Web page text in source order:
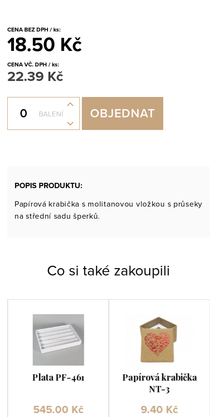
CENA BEZ DPH / ks:
18.50 Kč
CENA VČ. DPH / ks:
22.39 Kč
BALENÍ
+
-
OBJEDNAT
POPIS PRODUKTU:
Papírová krabička s molitanovou vložkou s průseky
na střední sadu šperků.
Co si také zakoupili
Plata PF-461
545.00 Kč
Papírová krabička
NT-3
9.40 Kč